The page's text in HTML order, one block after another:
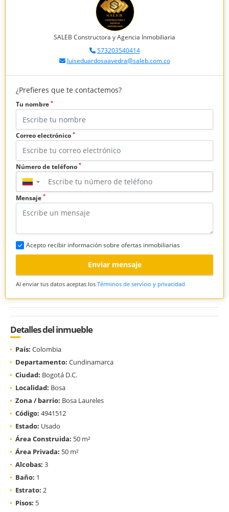
SALEB Constructora y Agencia Inmobiliaria
573203540414
luiseduardosaavedra@saleb.com.co
¿Prefieres que te contactemos?
Tu nombre *
Correo electrónico *
Número de teléfono *
▼
Mensaje *
Acepto recibir información sobre ofertas inmobiliarias
Enviar mensaje
Al enviar tus datos aceptas los Términos de servicio y privacidad
Detalles del inmueble
País: Colombia
Departamento: Cundinamarca
Ciudad: Bogotá D.C.
Localidad: Bosa
Zona / barrio: Bosa Laureles
Código: 4941512
Estado: Usado
Área Construida: 50 m²
Área Privada: 50 m²
Alcobas: 3
Baño: 1
Estrato: 2
Pisos: 5